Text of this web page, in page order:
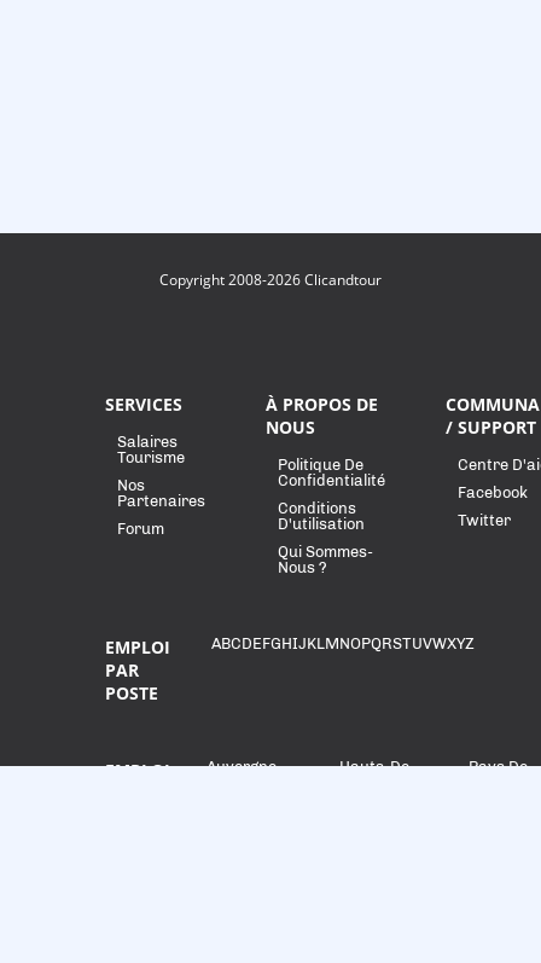
Copyright 2008-2026 Clicandtour
SERVICES
Salaires
Tourisme
Nos
Partenaires
Forum
À PROPOS DE
NOUS
Politique De
Confidentialité
Conditions
D'utilisation
Qui Sommes-
Nous ?
/ SUPPORT
Centre
Facebook
Twitter
EMPLOI
PAR
POSTE
ABCDEFGHIJKLMNOPQRSTUVWXYZ
EMPLOI
Auvergne-
Hauts-De-
Pays De